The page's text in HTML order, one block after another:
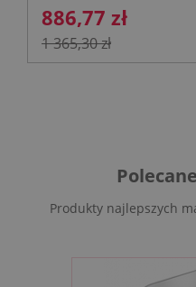
886,77 zł
1 365,30 zł
Produkty najlepszych